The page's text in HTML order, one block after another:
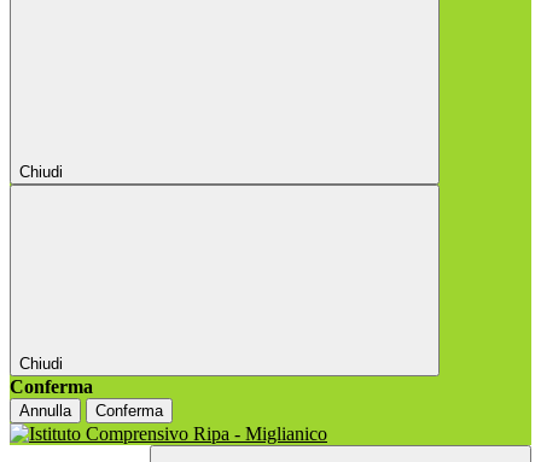
Chiudi
Chiudi
Conferma
Annulla Conferma